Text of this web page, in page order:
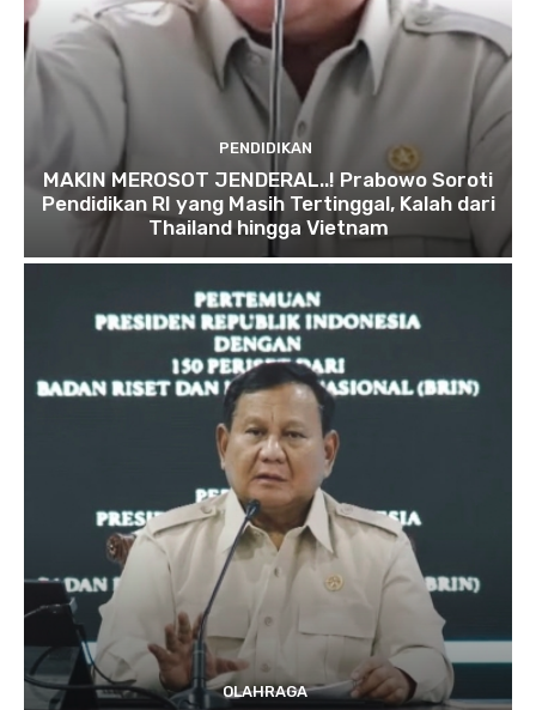
PENDIDIKAN
MAKIN MEROSOT JENDERAL..! Prabowo Soroti
Pendidikan RI yang Masih Tertinggal, Kalah dari
Thailand hingga Vietnam
OLAHRAGA